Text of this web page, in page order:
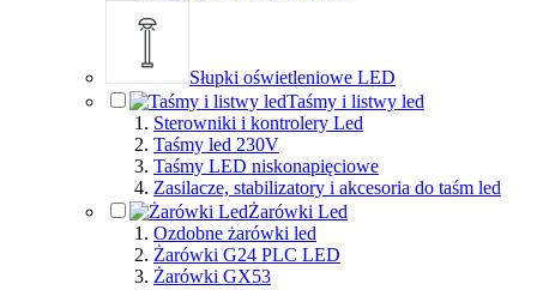
Słupki oświetleniowe LED
Taśmy i listwy led
Sterowniki i kontrolery Led
Taśmy led 230V
Taśmy LED niskonapięciowe
Zasilacze, stabilizatory i akcesoria do taśm led
Żarówki Led
Ozdobne żarówki led
Żarówki G24 PLC LED
Żarówki GX53